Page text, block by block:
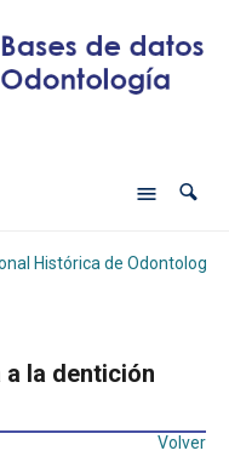
Histórica de Odontología
la dentición
Volver